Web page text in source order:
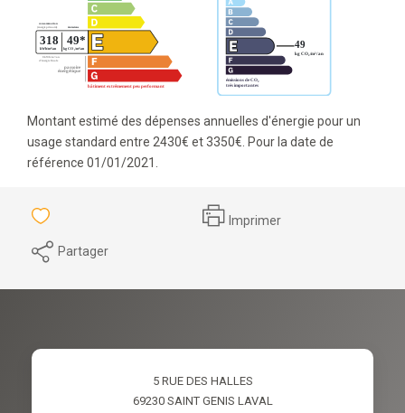
Montant estimé des dépenses annuelles d'énergie pour un
usage standard entre 2430€ et 3350€. Pour la date de
référence 01/01/2021.
Imprimer
Partager
5 RUE DES HALLES
69230 SAINT GENIS LAVAL